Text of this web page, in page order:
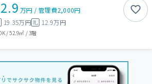
万円 /管理費2,000円
19.35万円礼 12.9万円
/52.9㎡ /3階